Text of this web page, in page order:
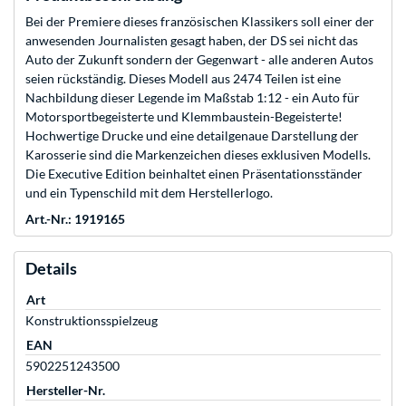
Bei der Premiere dieses französischen Klassikers soll einer der
anwesenden Journalisten gesagt haben, der DS sei nicht das
Auto der Zukunft sondern der Gegenwart - alle anderen Autos
seien rückständig. Dieses Modell aus 2474 Teilen ist eine
Nachbildung dieser Legende im Maßstab 1:12 - ein Auto für
Motorsportbegeisterte und Klemmbaustein-Begeisterte!
Hochwertige Drucke und eine detailgenaue Darstellung der
Karosserie sind die Markenzeichen dieses exklusiven Modells.
Die Executive Edition beinhaltet einen Präsentationsständer
und ein Typenschild mit dem Herstellerlogo.
Art.-Nr.: 1919165
Details
Art
Konstruktionsspielzeug
EAN
5902251243500
Hersteller-Nr.